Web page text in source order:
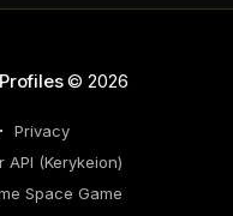
© 2026
Privacy
(Kerykeion)
Space Game